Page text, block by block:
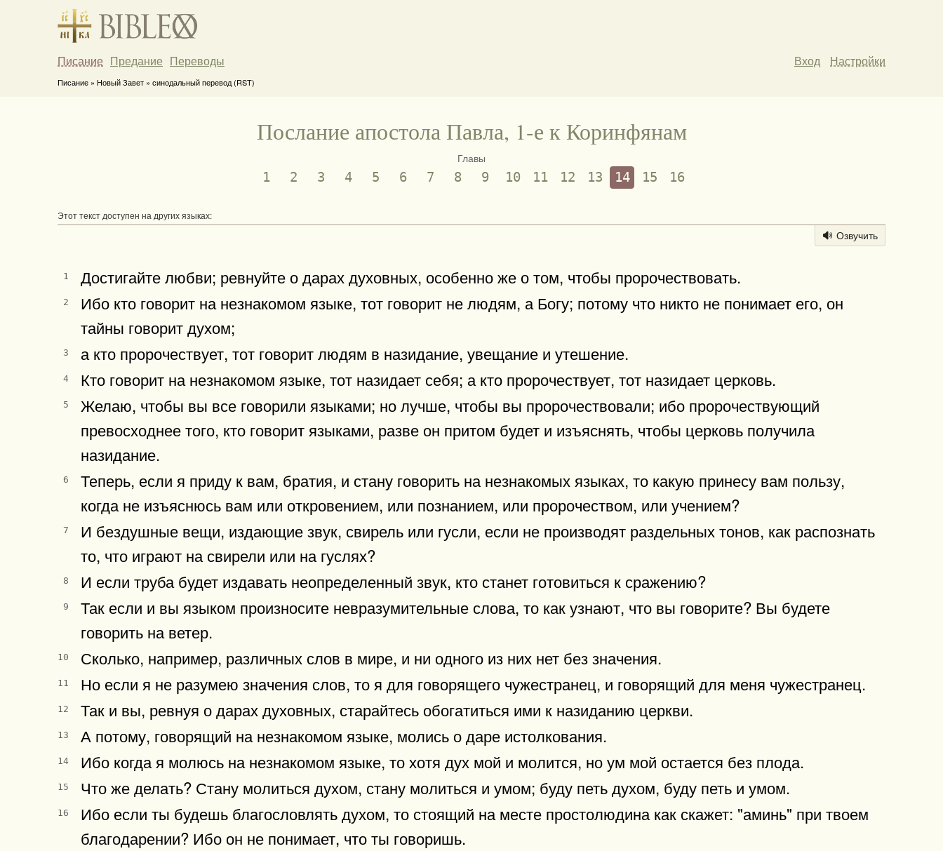
Писание Предание Переводы Вход Настройки
Писание » Новый Завет » синодальный перевод (RST)
Послание апостола Павла, 1-е к Коринфянам
Главы
1 2 3 4 5 6 7 8 9 10 11 12 13 14 15 16
Этот текст доступен на других языках:
Озвучить
1 Достигайте любви; ревнуйте о дарах духовных, особенно же о том, чтобы пророчествовать.
2
Ибо кто говорит на незнакомом языке, тот говорит не людям, а Богу; потому что никто не понимает его, он
тайны говорит духом;
3 а кто пророчествует, тот говорит людям в назидание, увещание и утешение.
4 Кто говорит на незнакомом языке, тот назидает себя; а кто пророчествует, тот назидает церковь.
5
Желаю, чтобы вы все говорили языками; но лучше, чтобы вы пророчествовали; ибо пророчествующий
превосходнее того, кто говорит языками, разве он притом будет и изъяснять, чтобы церковь получила
назидание.
6
Теперь, если я приду к вам, братия, и стану говорить на незнакомых языках, то какую принесу вам пользу,
когда не изъяснюсь вам или откровением, или познанием, или пророчеством, или учением?
7
И бездушные вещи, издающие звук, свирель или гусли, если не производят раздельных тонов, как распознать
то, что играют на свирели или на гуслях?
8 И если труба будет издавать неопределенный звук, кто станет готовиться к сражению?
9
Так если и вы языком произносите невразумительные слова, то как узнают, что вы говорите? Вы будете
говорить на ветер.
10 Сколько, например, различных слов в мире, и ни одного из них нет без значения.
11 Но если я не разумею значения слов, то я для говорящего чужестранец, и говорящий для меня чужестранец.
12 Так и вы, ревнуя о дарах духовных, старайтесь обогатиться ими к назиданию церкви.
13 А потому, говорящий на незнакомом языке, молись о даре истолкования.
14 Ибо когда я молюсь на незнакомом языке, то хотя дух мой и молится, но ум мой остается без плода.
15 Что же делать? Стану молиться духом, стану молиться и умом; буду петь духом, буду петь и умом.
16
Ибо если ты будешь благословлять духом, то стоящий на месте простолюдина как скажет: "аминь" при твоем
благодарении? Ибо он не понимает, что ты говоришь.